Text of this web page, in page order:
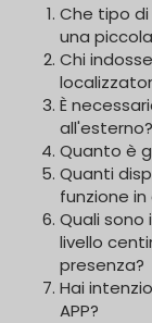
Che tipo
una
Chi
È
all'esterno?
Quanto è
Quanti
funzione
Quali sono
livello
presenza?
Hai
APP?